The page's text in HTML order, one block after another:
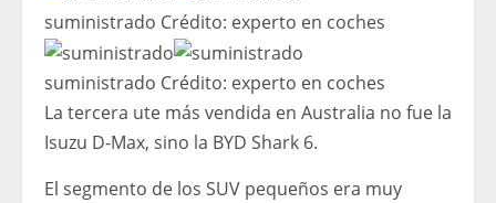
suministrado Crédito: experto en coches
suministrado Crédito: experto en coches
La tercera ute más vendida en Australia no fue la
Isuzu D-Max, sino la BYD Shark 6.
El segmento de los SUV pequeños era muy